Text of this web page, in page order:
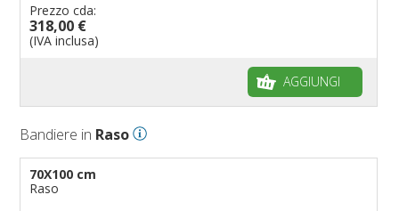
Prezzo cda:
318,00 €
(IVA inclusa)
AGGIUNGI
Bandiere in Raso
70X100 cm
Raso